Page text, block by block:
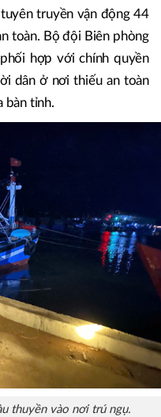
truyền vận động 44
toàn. Bộ đội Biên phòng
hợp với chính quyền
dân ở nơi thiếu an toàn
bàn tỉnh.
thuyền vào nơi trú ngụ.